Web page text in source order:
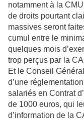
notamment à la
de droits pourtant
massives seront
cumul entre le
quelques mois
trop perçus par la
Et le Conseil
d’une
salariés en Contrat
de 1000 euros, qui
d’information de la